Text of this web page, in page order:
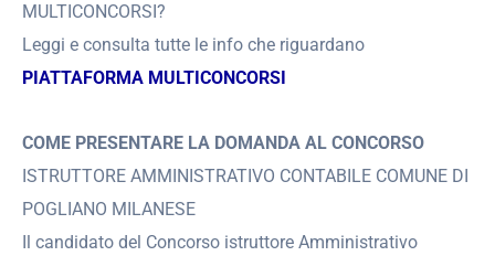
MULTICONCORSI?
Leggi e consulta tutte le info che riguardano
PIATTAFORMA MULTICONCORSI
COME PRESENTARE LA DOMANDA AL CONCORSO
ISTRUTTORE AMMINISTRATIVO CONTABILE COMUNE DI
POGLIANO MILANESE
Il candidato del Concorso istruttore Amministrativo